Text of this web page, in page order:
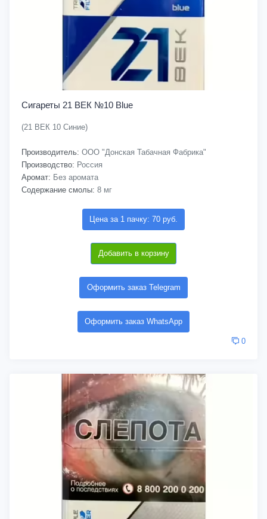
Сигареты 21 ВЕК №10 Blue
(21 ВЕК 10 Синие)
Производитель: ООО "Донская Табачная Фабрика"
Производство: Россия
Аромат: Без аромата
Содержание смолы: 8 мг
Цена за 1 пачку: 70 руб.
Добавить в корзину
Оформить заказ Telegram
Оформить заказ WhatsApp
0